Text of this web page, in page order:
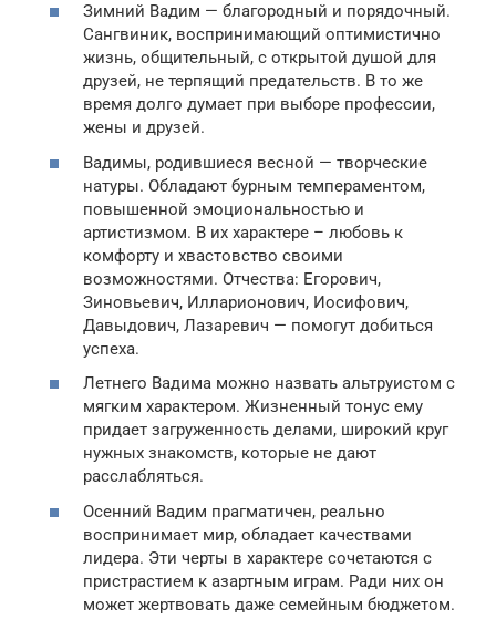
Зимний Вадим — благородный и порядочный.
Сангвиник, воспринимающий оптимистично
жизнь, общительный, с открытой душой для
друзей, не терпящий предательств. В то же
время долго думает при выборе профессии,
жены и друзей.
Вадимы, родившиеся весной — творческие
натуры. Обладают бурным темпераментом,
повышенной эмоциональностью и
артистизмом. В их характере – любовь к
комфорту и хвастовство своими
возможностями. Отчества: Егорович,
Зиновьевич, Илларионович, Иосифович,
Давыдович, Лазаревич — помогут добиться
успеха.
Летнего Вадима можно назвать альтруистом с
мягким характером. Жизненный тонус ему
придает загруженность делами, широкий круг
нужных знакомств, которые не дают
расслабляться.
Осенний Вадим прагматичен, реально
воспринимает мир, обладает качествами
лидера. Эти черты в характере сочетаются с
пристрастием к азартным играм. Ради них он
может жертвовать даже семейным бюджетом.